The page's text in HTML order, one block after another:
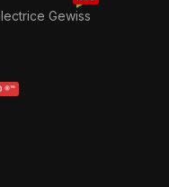
Gewiss
®™